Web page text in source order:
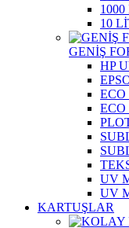
10
GENİŞ
HP
UV
UV
KARTUŞLAR